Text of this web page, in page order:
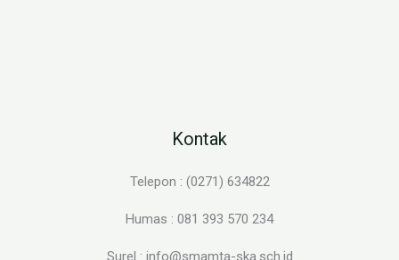
Kontak
Telepon : (0271) 634822
Humas : 081 393 570 234
Surel : info@smamta-ska.sch.id